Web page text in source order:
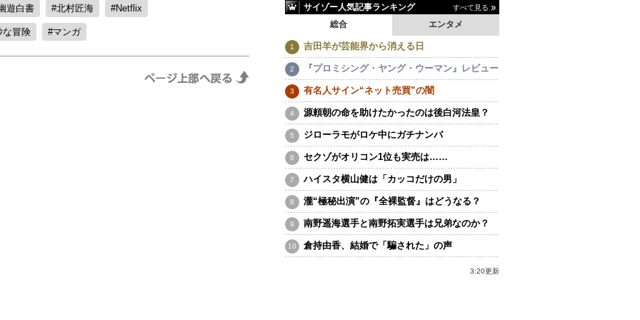
遊白書 北村匠海 Netflix
な冒険 マンガ
サイゾー人気記事ランキング すべて見る
エンタメ
総合
吉田羊が芸能界から消える日
『プロミシング・ヤング・ウーマン』レビュー
有名人サイン“ネット売買”の闇
源頼朝の命を助けたかったのは後白河法皇？
ジローラモがロケ中にガチナンパ
セクゾがオリコン1位も実売は……
ハイスタ横山健は「カッコだけの男」
瀧“極秘出演”の『全裸監督』はどうなる？
南野遥海選手と南野拓実選手は兄弟なのか？
倉持由香、結婚で「騙された」の声
3:20更新